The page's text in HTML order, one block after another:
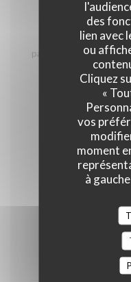
des
lien avec
ou
Cliquez
«
vos
moment
à
Préparation à
parmesan, poêlé
de